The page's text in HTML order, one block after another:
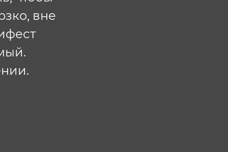
вне